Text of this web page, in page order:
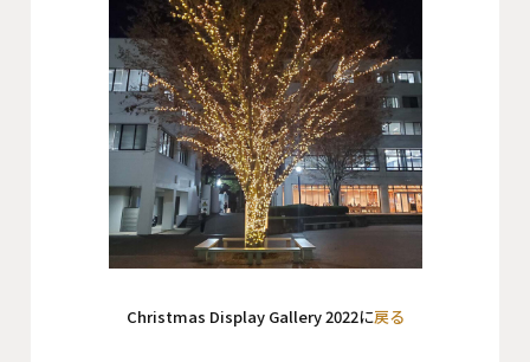
お問い合わせ
Christmas Display Gallery 2022に戻る